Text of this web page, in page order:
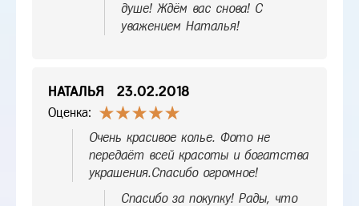
душе! Ждём вас снова! С
уважением Наталья!
НАТАЛЬЯ 23.02.2018
Оценка:
Очень красивое колье. Фото не
передаёт всей красоты и богатства
украшения.Спасибо огромное!
Спасибо за покупку! Рады, что